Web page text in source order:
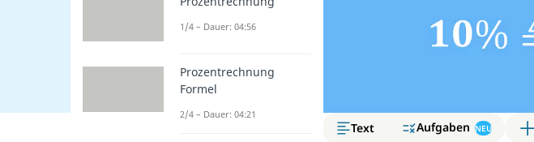
Text Aufgaben NEU
1/4 – Dauer: 04:56
Prozentrechnung
Formel
2/4 – Dauer: 04:21